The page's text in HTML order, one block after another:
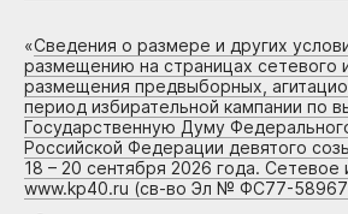
«Сведения о размере и других
размещению на страницах сетевого
размещения предвыборных,
период избирательной кампании по
Государственную Думу
Российской Федерации девятого
18 – 20 сентября 2026 года. Сетевое
www.kp40.ru (св-во Эл № ФС77-58967